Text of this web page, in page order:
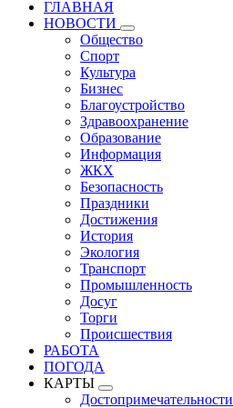
ГЛАВНАЯ
НОВОСТИ
Общество
Спорт
Культура
Бизнес
Благоустройство
Здравоохранение
Образование
Информация
ЖКХ
Безопасность
Праздники
Достижения
История
Экология
Транспорт
Промышленность
Досуг
Торги
Происшествия
РАБОТА
ПОГОДА
КАРТЫ
Достопримечательности